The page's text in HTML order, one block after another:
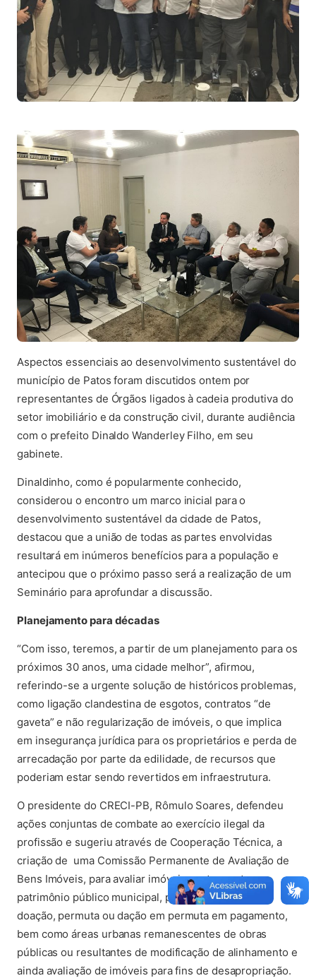
Aspectos essenciais ao desenvolvimento sustentável do
município de Patos foram discutidos ontem por
representantes de Órgãos ligados à cadeia produtiva do
setor imobiliário e da construção civil, durante audiência
com o prefeito Dinaldo Wanderley Filho, em seu
gabinete.
Dinaldinho, como é popularmente conhecido,
considerou o encontro um marco inicial para o
desenvolvimento sustentável da cidade de Patos,
destacou que a união de todas as partes envolvidas
resultará em inúmeros benefícios para a população e
antecipou que o próximo passo será a realização de um
Seminário para aprofundar a discussão.
Planejamento para décadas
“Com isso, teremos, a partir de um planejamento para os
próximos 30 anos, uma cidade melhor”, afirmou,
referindo-se a urgente solução de históricos problemas,
como ligação clandestina de esgotos, contratos “de
gaveta” e não regularização de imóveis, o que implica
em insegurança jurídica para os proprietários e perda de
arrecadação por parte da edilidade, de recursos que
poderiam estar sendo revertidos em infraestrutura.
O presidente do CRECI-PB, Rômulo Soares, defendeu
ações conjuntas de combate ao exercício ilegal da
profissão e sugeriu através de Cooperação Técnica, a
criação de uma Comissão Permanente de Avaliação de
Bens Imóveis, para avaliar imóveis pertencentes ao
patrimônio público municipal, passíveis de venda,
doação, permuta ou dação em permuta em pagamento,
bem como áreas urbanas remanescentes de obras
públicas ou resultantes de modificação de alinhamento e
ainda avaliação de imóveis para fins de desapropriação.